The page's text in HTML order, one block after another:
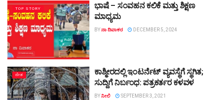
TOP STORY
ಭಾಷೆ – ಸಂವಹನ ಕಲಿಕೆ ಮತ್ತು ಶಿಕ್ಷಣ
ಮಾಧ್ಯಮ
BYನಾ ದಿವಾಕರ DECEMBER 5, 2024
ದೇಶ
ಕಾಶ್ಮೀರದಲ್ಲಿ ಇಂಟರ್ನೆಟ್ ವ್ಯವಸ್ಥೆಗೆ ಸ್ಥಗಿತ;
ಸುದ್ದಿಗೆ ನಿರ್ಬಂಧ: ಪತ್ರಕರ್ತರ ಕಳವಳ
BYನೀಲಿ SEPTEMBER 3, 2021